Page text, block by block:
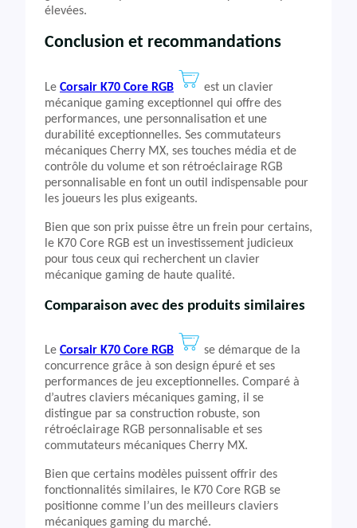
élevées.
Conclusion et recommandations
Le Corsair K70 Core RGB
est un clavier
mécanique gaming exceptionnel qui offre des
performances, une personnalisation et une
durabilité exceptionnelles. Ses commutateurs
mécaniques Cherry MX, ses touches média et de
contrôle du volume et son rétroéclairage RGB
personnalisable en font un outil indispensable pour
les joueurs les plus exigeants.
Bien que son prix puisse être un frein pour certains,
le K70 Core RGB est un investissement judicieux
pour tous ceux qui recherchent un clavier
mécanique gaming de haute qualité.
Comparaison avec des produits similaires
Le Corsair K70 Core RGB
se démarque de la
concurrence grâce à son design épuré et ses
performances de jeu exceptionnelles. Comparé à
d’autres claviers mécaniques gaming, il se
distingue par sa construction robuste, son
rétroéclairage RGB personnalisable et ses
commutateurs mécaniques Cherry MX.
Bien que certains modèles puissent offrir des
fonctionnalités similaires, le K70 Core RGB se
positionne comme l’un des meilleurs claviers
mécaniques gaming du marché.